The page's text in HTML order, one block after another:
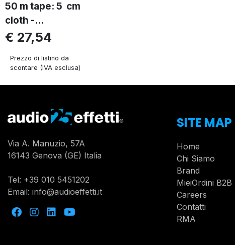
50 m tape: 5 cm
cloth -...
€ 27,54
Prezzo di listino da
scontare (IVA esclusa)
Via A. Manuzio, 57A
16143 Genova (GE) Italia
Tel: +39 010 5451202
Email: info@audioeffetti.it
SITE MAP
Home
Chi Siamo
Brand
MieiOrdini B2B
Careers
Contatti
RMA